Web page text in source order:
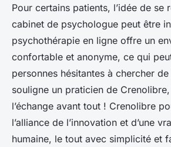
Pour certains patients, l’idée de se
cabinet de psychologue peut être
psychothérapie en ligne offre un
confortable et anonyme, ce qui
personnes hésitantes à chercher de
souligne un praticien de Crenolibre,
l’échange avant tout ! Crenolibre
l’alliance de l’innovation et d’une
humaine, le tout avec simplicité et